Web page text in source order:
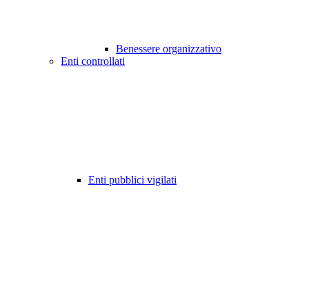
Benessere organizzativo
Enti controllati
Enti pubblici vigilati